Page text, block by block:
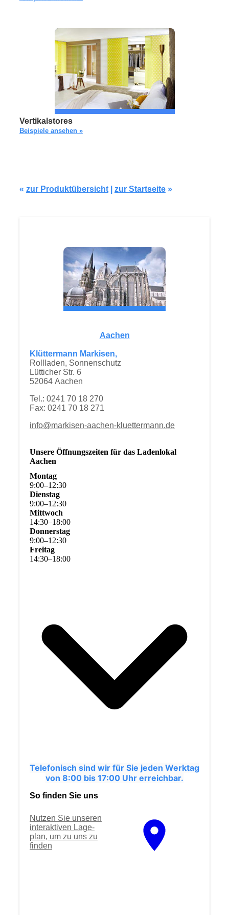
Vertikalstores
Beispiele ansehen »
« zur Produktübersicht| zur Startseite»
Aachen
Klüttermann Markisen,
Rollladen, Sonnenschutz
Lütticher Str. 6
52064 Aachen
Tel.: 0241 70 18 270
Fax: 0241 70 18 271
info@markisen-aachen-kluettermann.de
Unsere Öffnungszeiten für das Ladenlokal
Aachen
Montag
9:00–12:30
Dienstag
9:00–12:30
Mittwoch
14:30–18:00
Donnerstag
9:00–12:30
Freitag
14:30–18:00
Telefonisch sind wir für Sie jeden Werktag
von 8:00 bis 17:00 Uhr erreichbar.
So finden Sie uns
Nutzen Sie unseren
interaktiven La­ge­
plan, um zu uns zu
finden